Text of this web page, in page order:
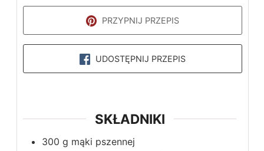
PRZYPNIJ PRZEPIS
UDOSTĘPNIJ PRZEPIS
SKŁADNIKI
300 g mąki pszennej